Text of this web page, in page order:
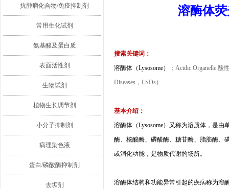
抗肿瘤化合物/免疫抑制剂
常用生化试剂
氨基酸及蛋白质
表面活性剂
生物试剂
植物生长调节剂
小分子抑制剂
病理染色液
蛋白/磷酸酶抑制剂
去垢剂
溶酶体
搜索关键词：
溶酶体（Lysosome） ； Acidic Organelle 酸
Diseases ， LSDs）
基本介绍：
溶酶体（Lysosome）又称为溶质体，是由
酶、核酸酶、磷酸酶、糖苷酶、脂肪酶、
或消化功能，是物质代谢的场所。
溶酶体结构和功能异常引起的疾病称为溶